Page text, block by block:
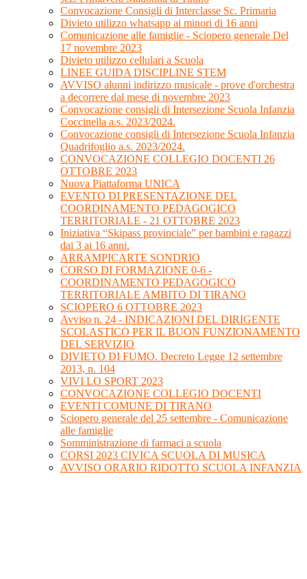
Convocazione Consigli di Interclasse Sc. Primaria
Divieto utilizzo whatsapp ai minori di 16 anni
Comunicazione alle famiglie - Sciopero generale Del
17 novembre 2023
Divieto utilizzo cellulari a Scuola
LINEE GUIDA DISCIPLINE STEM
AVVISO alunni indirizzo musicale - prove d'orchestra
a decorrere dal mese di novembre 2023
Convocazione consigli di Intersezione Scuola Infanzia
Coccinella a.s. 2023/2024.
Convocazione consigli di Intersezione Scuola Infanzia
Quadrifoglio a.s. 2023/2024.
CONVOCAZIONE COLLEGIO DOCENTI 26
OTTOBRE 2023
Nuova Piattaforma UNICA
EVENTO DI PRESENTAZIONE DEL
COORDINAMENTO PEDAGOGICO
TERRITORIALE - 21 OTTOBRE 2023
Iniziativa “Skipass provinciale” per bambini e ragazzi
dai 3 ai 16 anni.
ARRAMPICARTE SONDRIO
CORSO DI FORMAZIONE 0-6 -
COORDINAMENTO PEDAGOGICO
TERRITORIALE AMBITO DI TIRANO
SCIOPERO 6 OTTOBRE 2023
Avviso n. 24 - INDICAZIONI DEL DIRIGENTE
SCOLASTICO PER IL BUON FUNZIONAMENTO
DEL SERVIZIO
DIVIETO DI FUMO. Decreto Legge 12 settembre
2013, n. 104
VIVI LO SPORT 2023
CONVOCAZIONE COLLEGIO DOCENTI
EVENTI COMUNE DI TIRANO
Sciopero generale del 25 settembre - Comunicazione
alle famiglie
Somministrazione di farmaci a scuola
CORSI 2023 CIVICA SCUOLA DI MUSICA
AVVISO ORARIO RIDOTTO SCUOLA INFANZIA